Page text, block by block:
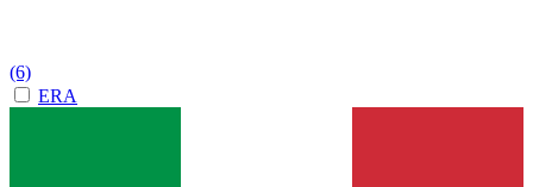
(6)
ERA